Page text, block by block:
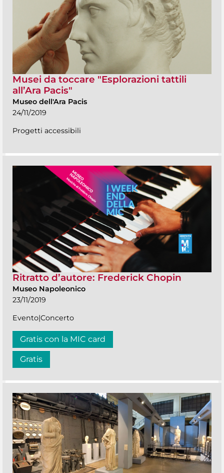
Musei da toccare "Esplorazioni tattili
all’Ara Pacis"
Museo dell'Ara Pacis
24/11/2019
Progetti accessibili
Ritratto d’autore: Frederick Chopin
Museo Napoleonico
23/11/2019
Evento|Concerto
Gratis con la MIC card
Gratis